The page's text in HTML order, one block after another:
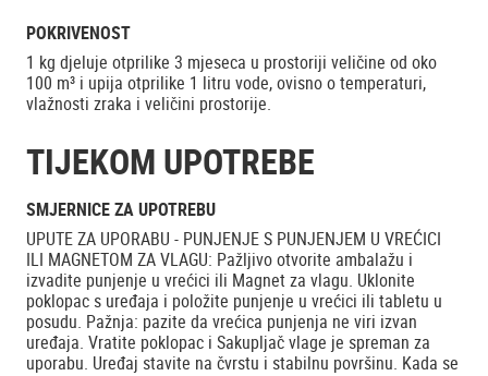
POKRIVENOST
1 kg djeluje otprilike 3 mjeseca u prostoriji veličine od oko
100 m³ i upija otprilike 1 litru vode, ovisno o temperaturi,
vlažnosti zraka i veličini prostorije.
TIJEKOM UPOTREBE
SMJERNICE ZA UPOTREBU
UPUTE ZA UPORABU - PUNJENJE S PUNJENJEM U VREĆICI
ILI MAGNETOM ZA VLAGU: Pažljivo otvorite ambalažu i
izvadite punjenje u vrećici ili Magnet za vlagu. Uklonite
poklopac s uređaja i položite punjenje u vrećici ili tabletu u
posudu. Pažnja: pazite da vrećica punjenja ne viri izvan
uređaja. Vratite poklopac i Sakupljač vlage je spreman za
uporabu. Uređaj stavite na čvrstu i stabilnu površinu. Kada se